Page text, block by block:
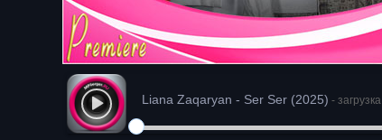
Liana Zaqaryan - Ser Ser (2025) - загрузка